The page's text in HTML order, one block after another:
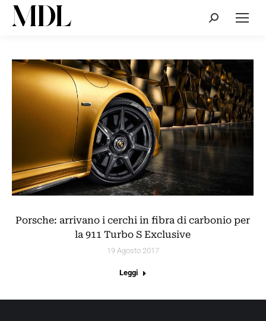
Cerca:
Porsche: arrivano i cerchi in fibra di carbonio per
la 911 Turbo S Exclusive
19 Agosto 2017
Leggi